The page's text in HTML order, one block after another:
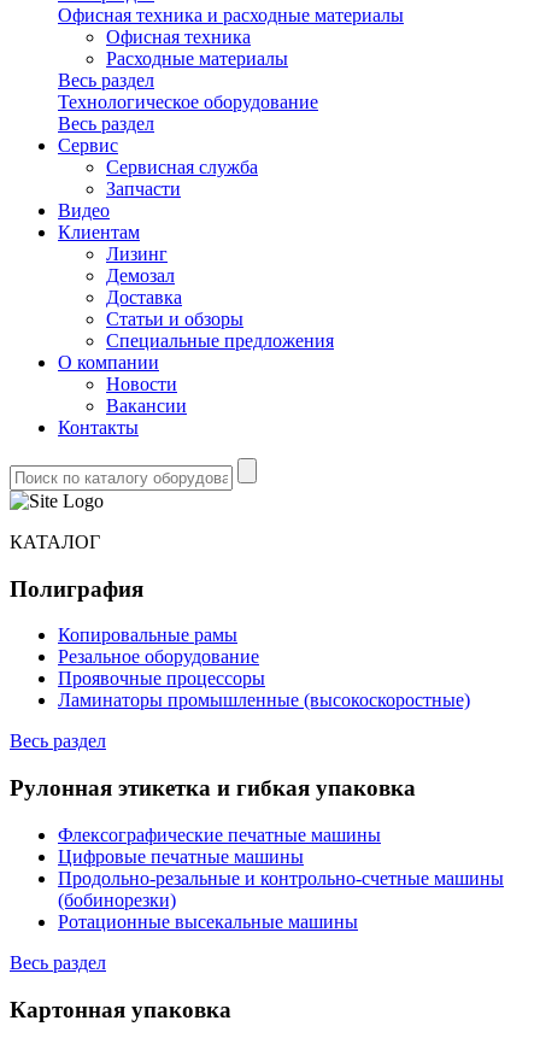
Офисная техника и расходные материалы
Офисная техника
Расходные материалы
Весь раздел
Технологическое оборудование
Весь раздел
Сервис
Сервисная служба
Запчасти
Видео
Клиентам
Лизинг
Демозал
Доставка
Статьи и обзоры
Специальные предложения
О компании
Новости
Вакансии
Контакты
КАТАЛОГ
Полиграфия
Копировальные рамы
Резальное оборудование
Проявочные процессоры
Ламинаторы промышленные (высокоскоростные)
Весь раздел
Рулонная этикетка и гибкая упаковка
Флексографические печатные машины
Цифровые печатные машины
Продольно-резальные и контрольно-счетные машины
(бобинорезки)
Ротационные высекальные машины
Весь раздел
Картонная упаковка